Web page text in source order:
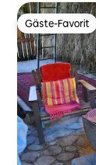
Gäste-Favorit
Gäste-Favorit